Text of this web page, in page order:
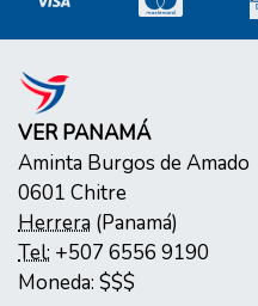
VER PANAMÁ
Aminta Burgos de Amado
0601 Chitre
Herrera (Panamá)
Tel: +507 6556 9190
Moneda: $$$